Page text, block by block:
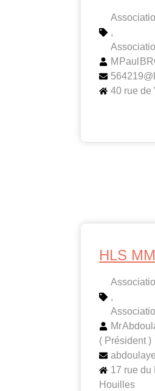
,
M Paul
40 rue de
HLS
,
Mr
( Président )
17 rue du
Houilles